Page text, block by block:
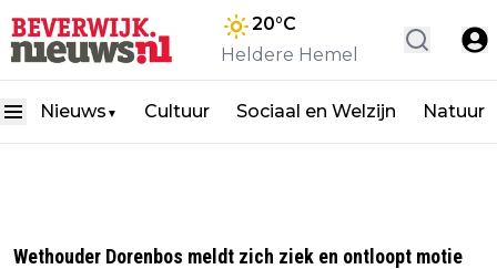
20°C
Heldere Hemel
Nieuws ▼ Cultuur Sociaal en Welzijn Natuur
Wethouder Dorenbos meldt zich ziek en ontloopt motie